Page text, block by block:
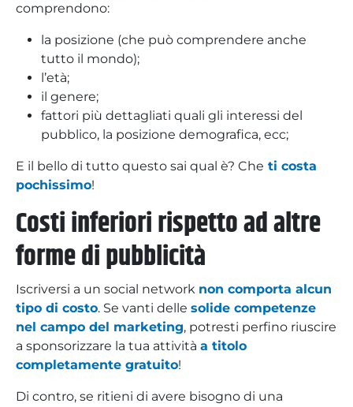
comprendono:
la posizione (che può comprendere anche
tutto il mondo);
l’età;
il genere;
fattori più dettagliati quali gli interessi del
pubblico, la posizione demografica, ecc;
E il bello di tutto questo sai qual è? Che ti costa
pochissimo!
Costi inferiori rispetto ad altre
forme di pubblicità
Iscriversi a un social network non comporta alcun
tipo di costo. Se vanti delle solide competenze
nel campo del marketing, potresti perfino riuscire
a sponsorizzare la tua attività a titolo
completamente gratuito!
Di contro, se ritieni di avere bisogno di una